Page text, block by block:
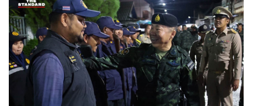
สำหรับคนเริ่มต้นทำธุรกิจตอนนี้เราจะเห็นได้ว่าไม่ว่าคุณทำ
สินค้าอะไร ธุรกิจอะไร ก็จะมีสินค้าที่เหมือนกันหรือแบรนด์ที่
ทำอยู่แล้ว วิธีเดียวที่คุณควรโฟกัสคือ ‘จุดขาย’ (Selling
Point) ในแบบของคุณเองที่โดดเด่น คิดตรงนี้ให้ชัดก่อน แล้ว
เครื่องมือทั้งหมดในยุคนี้ ไม่ว่าจะเป็น AI สร้างคอนเทนต์ การ
สร้างวิดีโอ ฯลฯ เครื่องมือช่วยการตลาดทั้งหมด จะเข้าข้าง
คุณทันที